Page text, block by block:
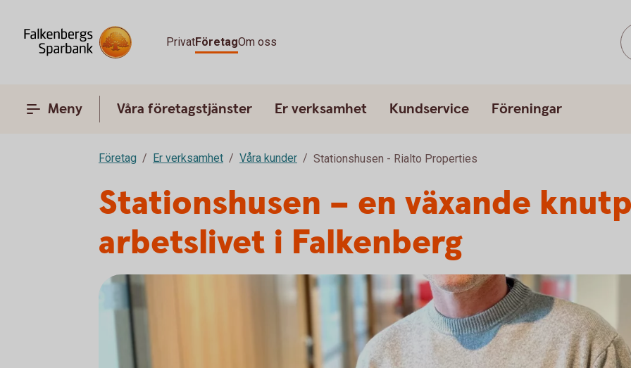
PrivatFöretagOm oss
Meny Våra företagstjänster Er verksamhet Kundservice Föreningar
Företag Er verksamhet Våra kunder Stationshusen - Rialto Properties
Stationshusen – en växande
arbetslivet i Falkenberg